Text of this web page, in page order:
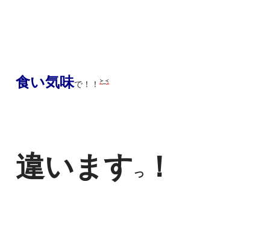
食い気味で！！
違いますっ ！